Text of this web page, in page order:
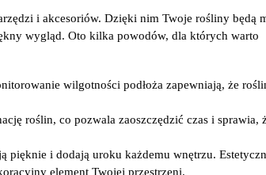
i akcesoriów. Dzięki nim Twoje rośliny będą
wygląd. Oto kilka powodów, dla których warto
wilgotności podłoża zapewniają, że
roślin, co pozwala zaoszczędzić czas i sprawia,
pięknie i dodają uroku każdemu wnętrzu.
element Twojej przestrzeni.